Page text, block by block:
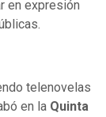
en expresión
telenovelas
en la Quinta